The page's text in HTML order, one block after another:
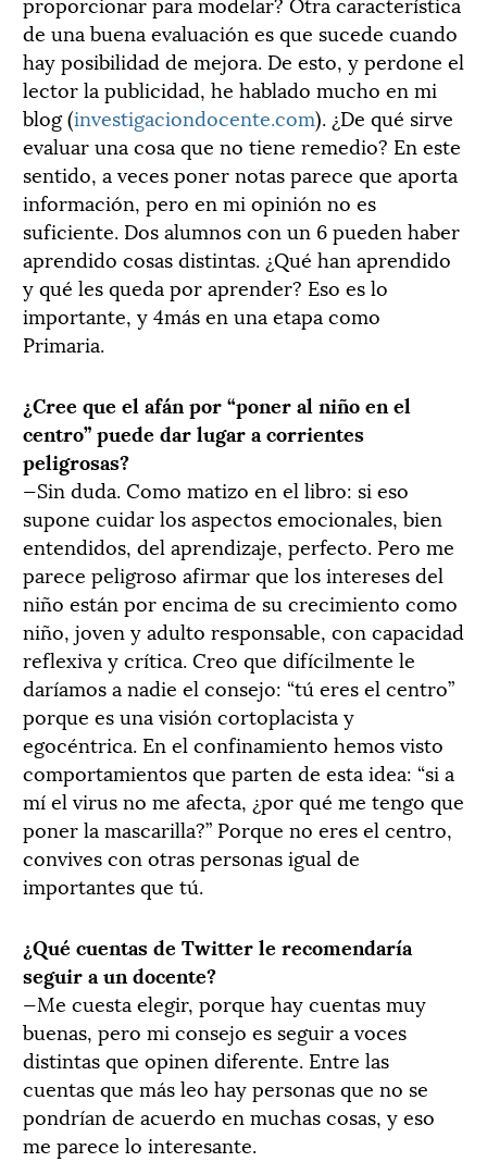
de una buena evaluación es que sucede cuando
hay posibilidad de mejora. De esto, y perdone el
lector la publicidad, he hablado mucho en mi
blog (investigaciondocente.com). ¿De qué sirve
evaluar una cosa que no tiene remedio? En este
sentido, a veces poner notas parece que aporta
información, pero en mi opinión no es
suficiente. Dos alumnos con un 6 pueden haber
aprendido cosas distintas. ¿Qué han aprendido
y qué les queda por aprender? Eso es lo
importante, y 4más en una etapa como
Primaria.
¿Cree que el afán por “poner al niño en el
centro” puede dar lugar a corrientes
peligrosas?
—Sin duda. Como matizo en el libro: si eso
supone cuidar los aspectos emocionales, bien
entendidos, del aprendizaje, perfecto. Pero me
parece peligroso afirmar que los intereses del
niño están por encima de su crecimiento como
niño, joven y adulto responsable, con capacidad
reflexiva y crítica. Creo que difícilmente le
daríamos a nadie el consejo: “tú eres el centro”
porque es una visión cortoplacista y
egocéntrica. En el confinamiento hemos visto
comportamientos que parten de esta idea: “si a
mí el virus no me afecta, ¿por qué me tengo que
poner la mascarilla?” Porque no eres el centro,
convives con otras personas igual de
importantes que tú.
¿Qué cuentas de Twitter le recomendaría
seguir a un docente?
—Me cuesta elegir, porque hay cuentas muy
buenas, pero mi consejo es seguir a voces
distintas que opinen diferente. Entre las
cuentas que más leo hay personas que no se
pondrían de acuerdo en muchas cosas, y eso
me parece lo interesante.